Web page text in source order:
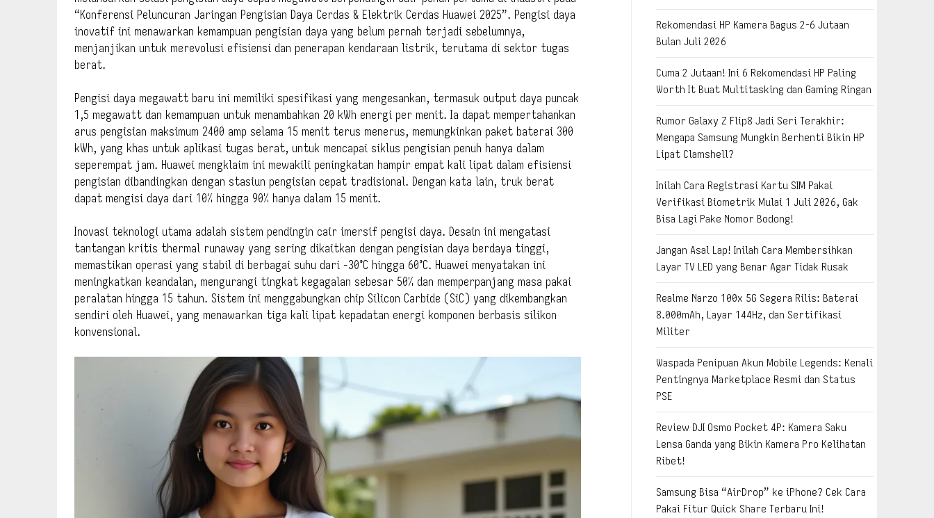
“Konferensi Peluncuran Jaringan Pengisian Daya Cerdas & Elektrik Cerdas Huawei 2025”. Pengisi daya
inovatif ini menawarkan kemampuan pengisian daya yang belum pernah terjadi sebelumnya,
menjanjikan untuk merevolusi efisiensi dan penerapan kendaraan listrik, terutama di sektor tugas
berat.
Pengisi daya megawatt baru ini memiliki spesifikasi yang mengesankan, termasuk output daya puncak
1,5 megawatt dan kemampuan untuk menambahkan 20 kWh energi per menit. Ia dapat mempertahankan
arus pengisian maksimum 2400 amp selama 15 menit terus menerus, memungkinkan paket baterai 300
kWh, yang khas untuk aplikasi tugas berat, untuk mencapai siklus pengisian penuh hanya dalam
seperempat jam. Huawei mengklaim ini mewakili peningkatan hampir empat kali lipat dalam efisiensi
pengisian dibandingkan dengan stasiun pengisian cepat tradisional. Dengan kata lain, truk berat
dapat mengisi daya dari 10% hingga 90% hanya dalam 15 menit.
Inovasi teknologi utama adalah sistem pendingin cair imersif pengisi daya. Desain ini mengatasi
tantangan kritis thermal runaway yang sering dikaitkan dengan pengisian daya berdaya tinggi,
memastikan operasi yang stabil di berbagai suhu dari -30°C hingga 60°C. Huawei menyatakan ini
meningkatkan keandalan, mengurangi tingkat kegagalan sebesar 50% dan memperpanjang masa pakai
peralatan hingga 15 tahun. Sistem ini menggabungkan chip Silicon Carbide (SiC) yang dikembangkan
sendiri oleh Huawei, yang menawarkan tiga kali lipat kepadatan energi komponen berbasis silikon
konvensional.
Rekomendasi HP Kamera Bagus 2-6 Jutaan
Bulan Juli 2026
Cuma 2 Jutaan! Ini 6 Rekomendasi HP Paling
Worth It Buat Multitasking dan Gaming Ringan
Rumor Galaxy Z Flip8 Jadi Seri Terakhir:
Mengapa Samsung Mungkin Berhenti Bikin HP
Lipat Clamshell?
Inilah Cara Registrasi Kartu SIM Pakai
Verifikasi Biometrik Mulai 1 Juli 2026, Gak
Bisa Lagi Pake Nomor Bodong!
Jangan Asal Lap! Inilah Cara Membersihkan
Layar TV LED yang Benar Agar Tidak Rusak
Realme Narzo 100x 5G Segera Rilis: Baterai
8.000mAh, Layar 144Hz, dan Sertifikasi
Militer
Waspada Penipuan Akun Mobile Legends: Kenali
Pentingnya Marketplace Resmi dan Status
PSE
Review DJI Osmo Pocket 4P: Kamera Saku
Lensa Ganda yang Bikin Kamera Pro Kelihatan
Ribet!
Samsung Bisa “AirDrop” ke iPhone? Cek Cara
Pakai Fitur Quick Share Terbaru Ini!